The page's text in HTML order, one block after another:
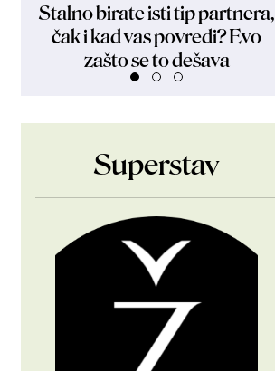
Stalno birate isti tip partnera,
čak i kad vas povredi? Evo
zašto se to dešava
Superstav